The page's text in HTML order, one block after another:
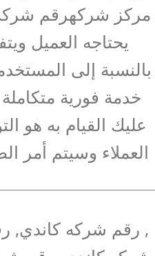
مركز شركهرقم شركه
يحتاجه العميل
بالنسبة إلى
خدمة فورية
عليك القيام به هو
العملاء وسيتم أمر
, رقم شركه كاندي,